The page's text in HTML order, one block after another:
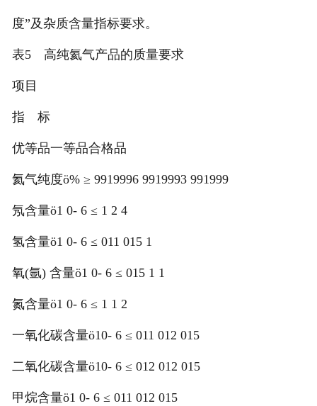
度”及杂质含量指标要求。
表5 高纯氦气产品的质量要求
项目
指 标
优等品一等品合格品
氦气纯度ö% ≥ 9919996 9919993 991999
氖含量ö1 0- 6 ≤ 1 2 4
氢含量ö1 0- 6 ≤ 011 015 1
氧(氩) 含量ö1 0- 6 ≤ 015 1 1
氮含量ö1 0- 6 ≤ 1 1 2
一氧化碳含量ö10- 6 ≤ 011 012 015
二氧化碳含量ö10- 6 ≤ 012 012 015
甲烷含量ö1 0- 6 ≤ 011 012 015